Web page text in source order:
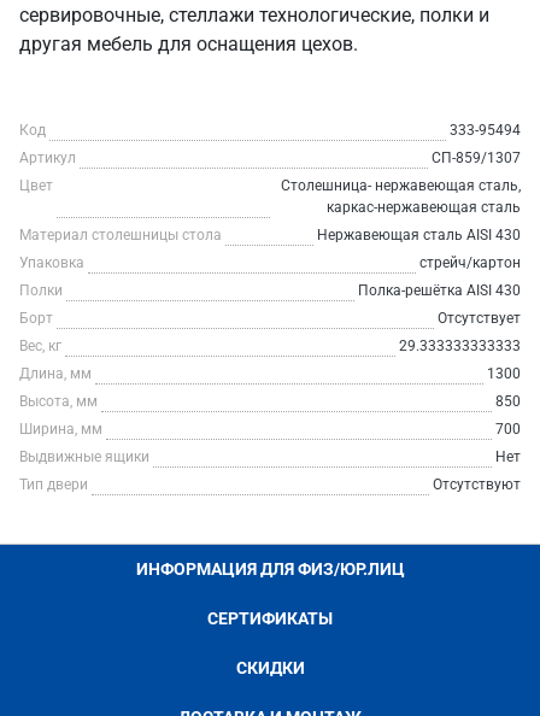
сервировочные, стеллажи технологические, полки и
другая мебель для оснащения цехов.
Код
333-95494
Артикул
СП-859/1307
Цвет
Столешница- нержавеющая сталь,
каркас-нержавеющая сталь
Материал столешницы стола
Нержавеющая сталь AISI 430
Упаковка
стрейч/картон
Полки
Полка-решётка AISI 430
Борт
Отсутствует
Вес, кг
29.333333333333
Длина, мм
1300
Высота, мм
850
Ширина, мм
700
Выдвижные ящики
Нет
Тип двери
Отсутствуют
ИНФОРМАЦИЯ ДЛЯ ФИЗ/ЮР.ЛИЦ
СЕРТИФИКАТЫ
СКИДКИ